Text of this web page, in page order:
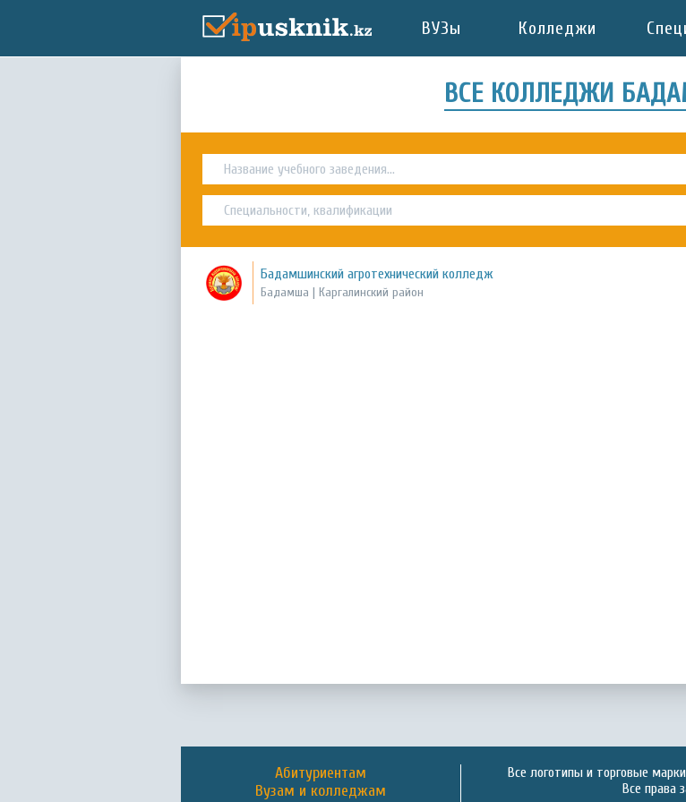
ВУЗы Колледжи
ВСЕ КОЛЛЕДЖИ
Бадамшинский агротехнический колледж
Бадамша | Каргалинский район
Абитуриентам
Вузам и колледжам
Все логотипы и торговые
Все права